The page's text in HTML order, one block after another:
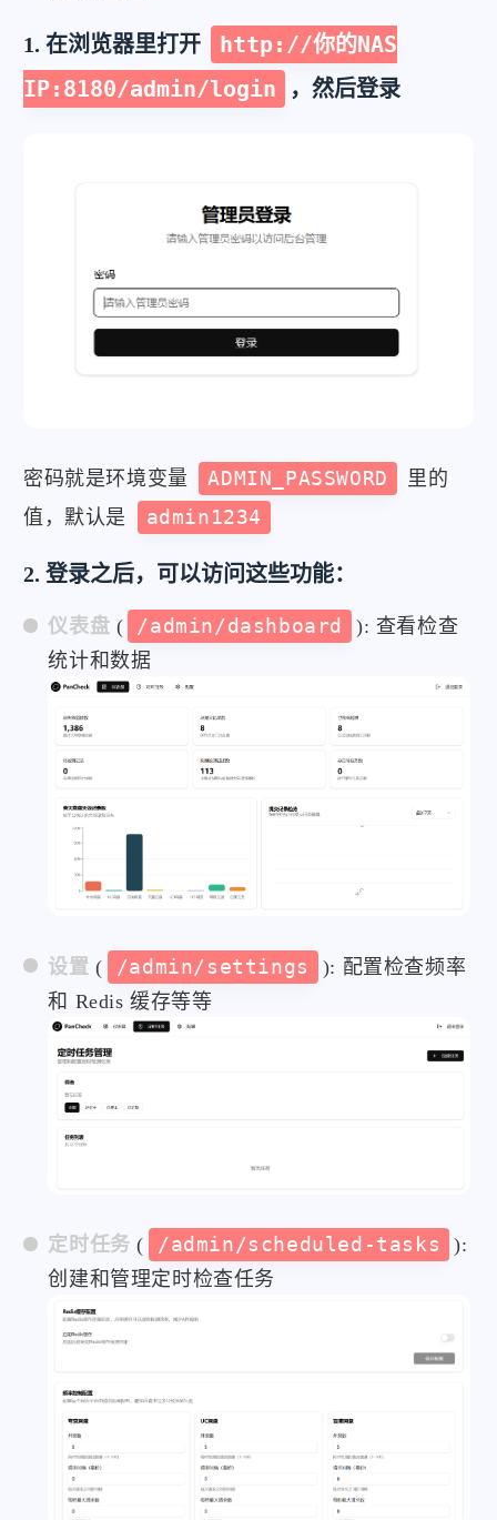
1. 在浏览器里打开
http://你的NAS
IP:8180/admin/login
，然后登录
密码就是环境变量 ADMIN_PASSWORD
里的
值，默认是
admin1234
2. 登录之后，可以访问这些功能：
仪表盘 ( /admin/dashboard
): 查看检查
统计和数据
设置 ( /admin/settings
): 配置检查频率
和 Redis 缓存等等
定时任务 ( /admin/scheduled-tasks
):
创建和管理定时检查任务